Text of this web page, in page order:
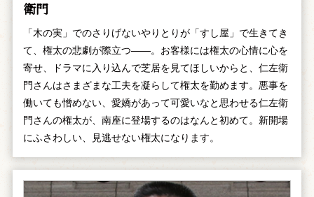
衛門
「木の実」でのさりげないやりとりが「すし屋」で生きてき
て、権太の悲劇が際立つ――。お客様には権太の心情に心を
寄せ、ドラマに入り込んで芝居を見てほしいからと、仁左衛
門さんはさまざまな工夫を凝らして権太を勤めます。悪事を
働いても憎めない、愛嬌があって可愛いなと思わせる仁左衛
門さんの権太が、南座に登場するのはなんと初めて。新開場
にふさわしい、見逃せない権太になります。